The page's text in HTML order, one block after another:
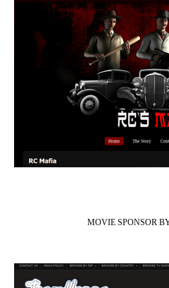
MOVIE SPONSOR